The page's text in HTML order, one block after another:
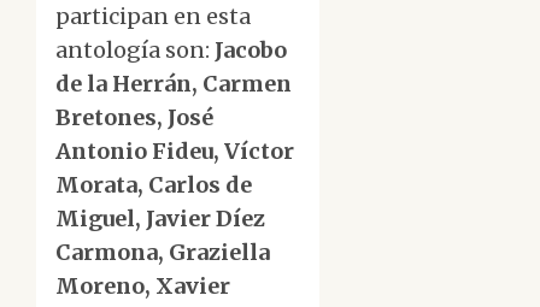
participan en esta
antología son: Jacobo
de la Herrán, Carmen
Bretones, José
Antonio Fideu, Víctor
Morata, Carlos de
Miguel, Javier Díez
Carmona, Graziella
Moreno, Xavier